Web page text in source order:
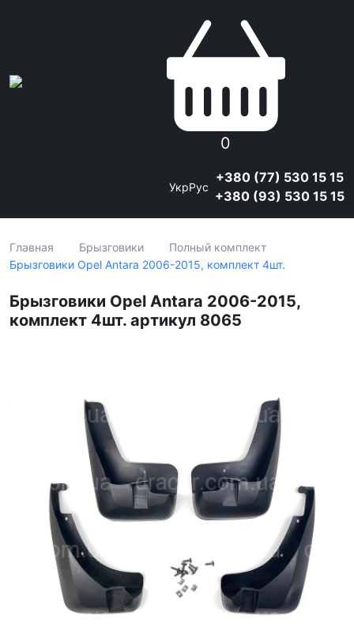
0
УкрРус
+380 (77) 530 15 15
+380 (93) 530 15 15
Главная Брызговики
Полный комплект
Брызговики Opel Antara 2006-2015, комплект 4шт.
Брызговики Opel Antara 2006-2015,
комплект 4шт. артикул 8065